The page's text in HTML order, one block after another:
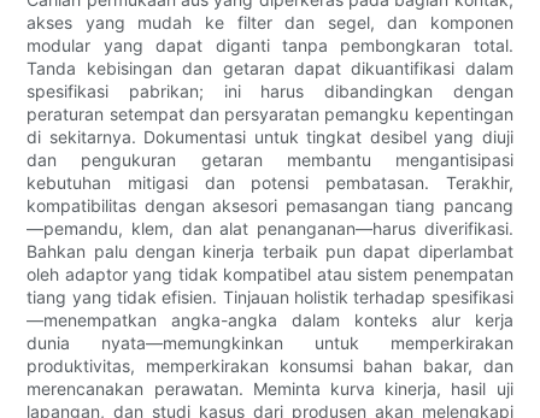
akses yang mudah ke filter dan segel, dan komponen
modular yang dapat diganti tanpa pembongkaran total.
Tanda kebisingan dan getaran dapat dikuantifikasi dalam
spesifikasi pabrikan; ini harus dibandingkan dengan
peraturan setempat dan persyaratan pemangku kepentingan
di sekitarnya. Dokumentasi untuk tingkat desibel yang diuji
dan pengukuran getaran membantu mengantisipasi
kebutuhan mitigasi dan potensi pembatasan. Terakhir,
kompatibilitas dengan aksesori pemasangan tiang pancang
—pemandu, klem, dan alat penanganan—harus diverifikasi.
Bahkan palu dengan kinerja terbaik pun dapat diperlambat
oleh adaptor yang tidak kompatibel atau sistem penempatan
tiang yang tidak efisien. Tinjauan holistik terhadap spesifikasi
—menempatkan angka-angka dalam konteks alur kerja
dunia nyata—memungkinkan untuk memperkirakan
produktivitas, memperkirakan konsumsi bahan bakar, dan
merencanakan perawatan. Meminta kurva kinerja, hasil uji
lapangan, dan studi kasus dari produsen akan melengkapi